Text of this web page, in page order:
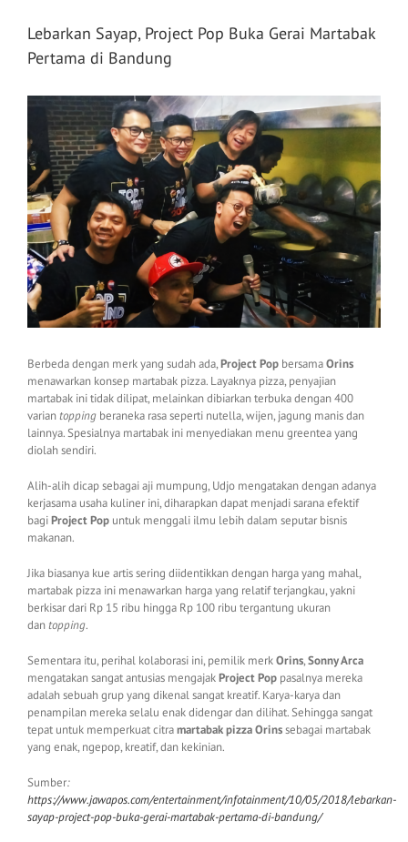
Lebarkan Sayap, Project Pop Buka Gerai Martabak
Pertama di Bandung
Larger
Image
Berbeda dengan merk yang sudah ada,Project Pop bersamaOrins
menawarkan konsep martabak pizza. Layaknya pizza, penyajian
martabak ini tidak dilipat, melainkan dibiarkan terbuka dengan 400
variantopping beraneka rasa seperti nutella, wijen, jagung manis dan
lainnya. Spesialnya martabak ini menyediakan menu greentea yang
diolah sendiri.
Alih-alih dicap sebagai aji mumpung, Udjo mengatakan dengan adanya
kerjasama usaha kuliner ini, diharapkan dapat menjadi sarana efektif
bagiProject Pop untuk menggali ilmu lebih dalam seputar bisnis
makanan.
Jika biasanya kue artis sering diidentikkan dengan harga yang mahal,
martabak pizza ini menawarkan harga yang relatif terjangkau, yakni
berkisar dari Rp 15 ribu hingga Rp 100 ribu tergantung ukuran
dantopping.
Sementara itu, perihal kolaborasi ini, pemilik merkOrins,Sonny Arca
mengatakan sangat antusias mengajakProject Pop pasalnya mereka
adalah sebuah grup yang dikenal sangat kreatif. Karya-karya dan
penampilan mereka selalu enak didengar dan dilihat. Sehingga sangat
tepat untuk memperkuat citramartabak pizza Orinssebagai martabak
yang enak, ngepop, kreatif, dan kekinian.
Sumber:
https://www.jawapos.com/entertainment/infotainment/10/05/2018/lebarkan-
sayap-project-pop-buka-gerai-martabak-pertama-di-bandung/